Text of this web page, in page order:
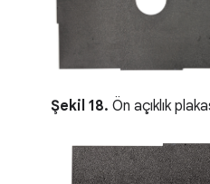
Şekil 18. Ön açıklık